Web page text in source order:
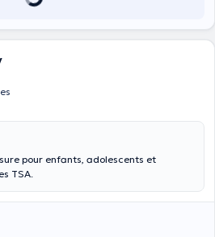
pour enfants, adolescents et
TSA.